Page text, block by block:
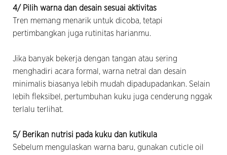
4/ Pilih warna dan desain sesuai aktivitas
Tren memang menarik untuk dicoba, tetapi
pertimbangkan juga rutinitas harianmu.
Jika banyak bekerja dengan tangan atau sering
menghadiri acara formal, warna netral dan desain
minimalis biasanya lebih mudah dipadupadankan. Selain
lebih fleksibel, pertumbuhan kuku juga cenderung nggak
terlalu terlihat.
5/ Berikan nutrisi pada kuku dan kutikula
Sebelum mengulaskan warna baru, gunakan cuticle oil